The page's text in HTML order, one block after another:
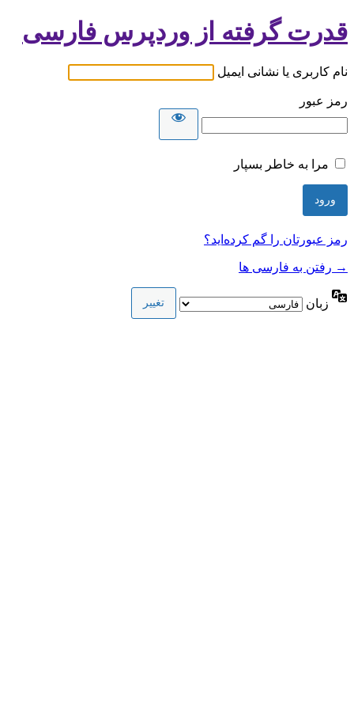
قدرت گرفته از وردپرس فارسی
نام کاربری یا نشانی ایمیل
رمز عبور
مرا به خاطر بسپار
رمز عبورتان را گم کرده‌اید؟
→ رفتن به فارسی ها
زبان